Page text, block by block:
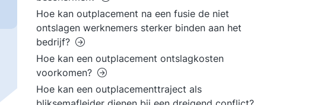
Hoe kan outplacement na een fusie de niet
ontslagen werknemers sterker binden aan het
bedrijf?
Hoe kan een outplacement ontslagkosten
voorkomen?
Hoe kan een outplacementtraject als